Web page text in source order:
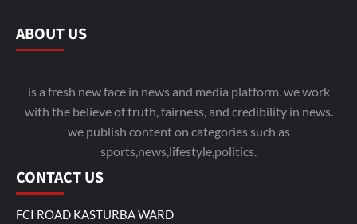
ABOUT US
is a fresh new face in news and media platform. we work
with the believe of truth, fairness, and credibility in news.
we publish content on categories such as
sports,news,lifestyle,politics.
CONTACT US
FCI ROAD KASTURBA WARD